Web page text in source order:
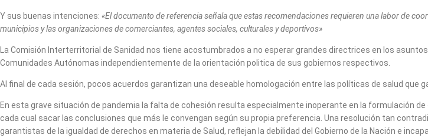
Y sus buenas intenciones: «El documento de referencia señala que estas recomendaciones requieren una labor de
municipios y las organizaciones de comerciantes, agentes sociales, culturales y deportivos»
La Comisión Interterritorial de Sanidad nos tiene acostumbrados a no esperar grandes directrices en los
Comunidades Autónomas independientemente de la orientación politica de sus gobiernos respectivos.
Al final de cada sesión, pocos acuerdos garantizan una deseable homologación entre las políticas de salud que
En esta grave situación de pandemia la falta de cohesión resulta especialmente inoperante en la formulación
cada cual sacar las conclusiones que más le convengan según su propia preferencia. Una resolución tan
garantistas de la igualdad de derechos en materia de Salud, reflejan la debilidad del Gobierno de la Nación e